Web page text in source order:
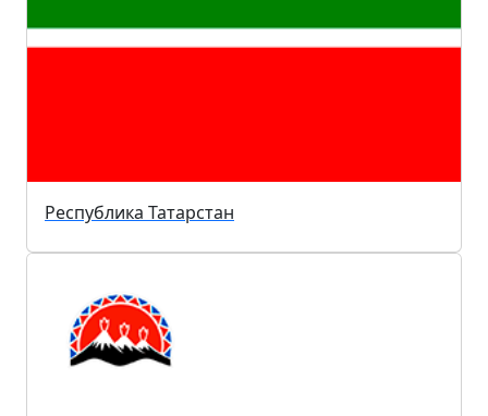
Республика Татарстан